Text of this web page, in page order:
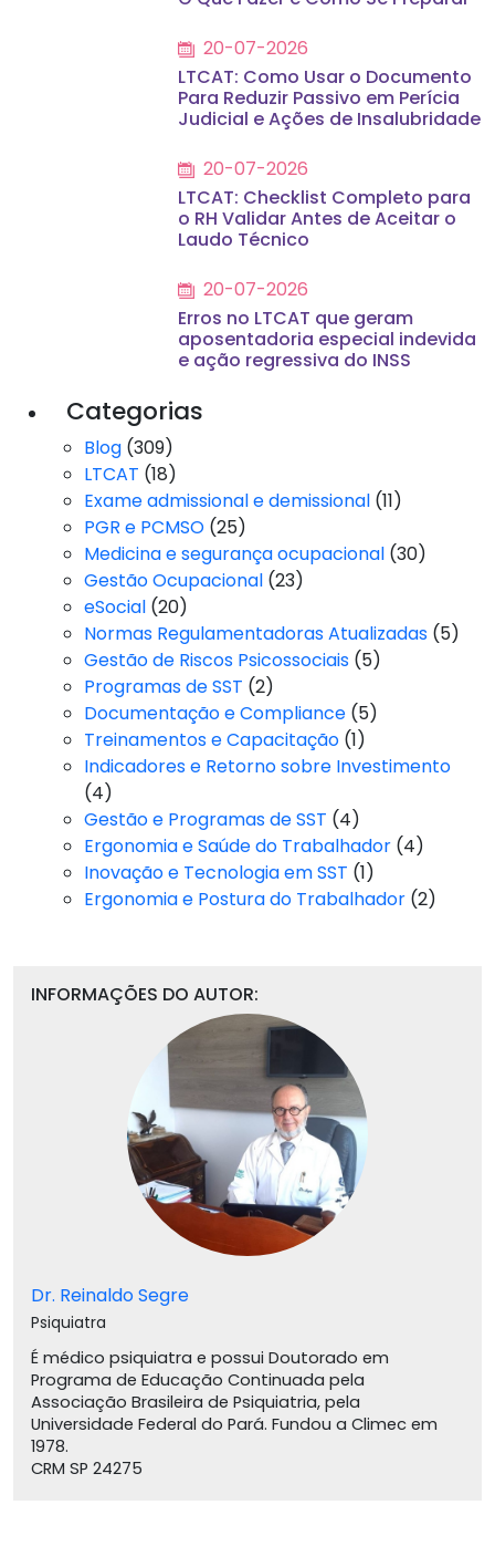
20-07-2026
LTCAT: Como Usar o Documento
Para Reduzir Passivo em Perícia
Judicial e Ações de Insalubridade
20-07-2026
LTCAT: Checklist Completo para
o RH Validar Antes de Aceitar o
Laudo Técnico
20-07-2026
Erros no LTCAT que geram
aposentadoria especial indevida
e ação regressiva do INSS
Categorias
Blog (309)
LTCAT (18)
Exame admissional e demissional (11)
PGR e PCMSO (25)
Medicina e segurança ocupacional (30)
Gestão Ocupacional (23)
eSocial (20)
Normas Regulamentadoras Atualizadas (5)
Gestão de Riscos Psicossociais (5)
Programas de SST (2)
Documentação e Compliance (5)
Treinamentos e Capacitação (1)
Indicadores e Retorno sobre Investimento
(4)
Gestão e Programas de SST (4)
Ergonomia e Saúde do Trabalhador (4)
Inovação e Tecnologia em SST (1)
Ergonomia e Postura do Trabalhador (2)
INFORMAÇÕES DO AUTOR:
Dr. Reinaldo Segre
Psiquiatra
É médico psiquiatra e possui Doutorado em
Programa de Educação Continuada pela
Associação Brasileira de Psiquiatria, pela
Universidade Federal do Pará. Fundou a Climec em
1978.
CRM SP 24275